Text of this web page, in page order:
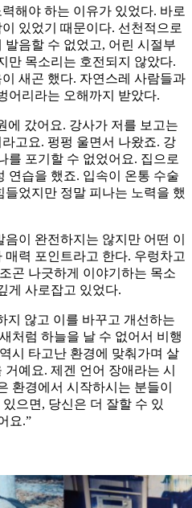
해야 하는 이유가 있었다. 바로
있었기 때문이다. 선천적으로
음할 수 없었고, 어린 시절부
만 목소리는 호전되지 않았다.
새곤 했다. 자연스레 사람들과
어리라는 오해까지 받았다.
에 갔어요. 강사가 저를 보고는
고요. 펑펑 울면서 나왔죠. 강
를 포기할 수 없었어요. 집으로
연습을 했죠. 입속이 온통 수술
었지만 정말 피나는 노력을 했
이 완전하지는 않지만 어떤 이
력 포인트라고 한다. 우렁차고
곤 나긋하게 이야기하는 목소
게 사로잡고 있었다.
지 않고 이를 바꾸고 개선하는
처럼 하늘을 날 수 없어서 비행
시 타고난 환경에 맞춰가며 살
예요. 제겐 언어 장애라는 시
환경에서 시작하시는 분들이
으면, 당신은 더 잘할 수 있
요.”